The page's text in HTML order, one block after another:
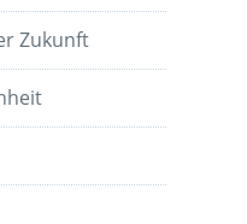
Zukunft